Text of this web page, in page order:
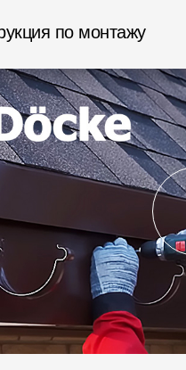
по монтажу